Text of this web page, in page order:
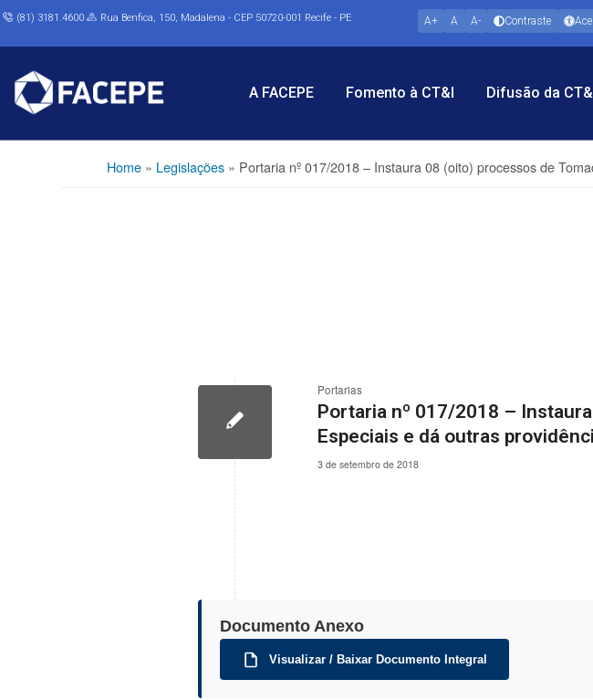
Home » Legislações » Portaria nº 017/2018 – Instaura 08 (oito) processos de
(81) 3181.4600 Rua Benfica, 150, Madalena - CEP 50720-001 Recife - PE A+ A A- Contraste
A FACEPE Fomento à CT&I Difusão da
Portarias
Portaria nº 017/2018 –
Especiais e dá outras
3 de setembro de 2018
Documento Anexo
Visualizar / Baixar Documento Integral